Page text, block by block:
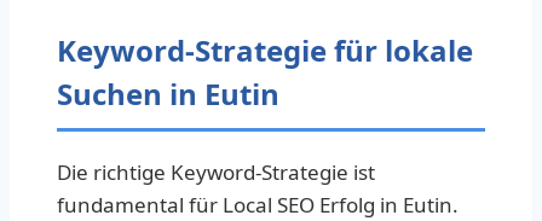
Keyword-Strategie für lokale
Suchen in Eutin
Die richtige Keyword-Strategie ist
fundamental für Local SEO Erfolg in Eutin.